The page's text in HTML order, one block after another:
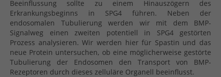
Beeinflussung sollte zu einem Hinauszögern des
Erkrankungsbeginns in SPG4 führen. Neben der
endosomalen Tubulierung werden wir mit dem BMP-
Signalweg einen zweiten potentiell in SPG4 gestörten
Prozess analysieren. Wir werden hier für Spastin und das
neue Protein untersuchen, ob eine möglicherweise gestörte
Tubulierung der Endosomen den Transport von BMP-
Rezeptoren durch dieses zelluläre Organell beeinflusst.